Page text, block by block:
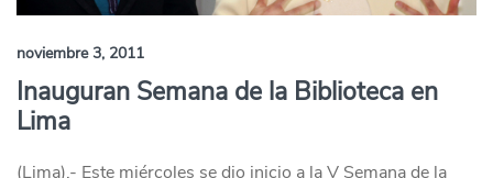
noviembre 3, 2011
Inauguran Semana de la Biblioteca en
Lima
(Lima).- Este miércoles se dio inicio a la V Semana de la